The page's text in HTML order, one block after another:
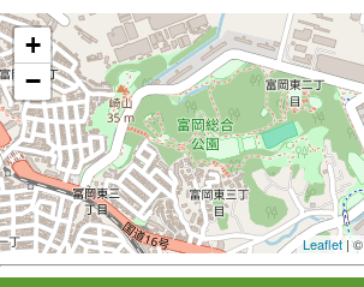
+
−
Leaflet | ©